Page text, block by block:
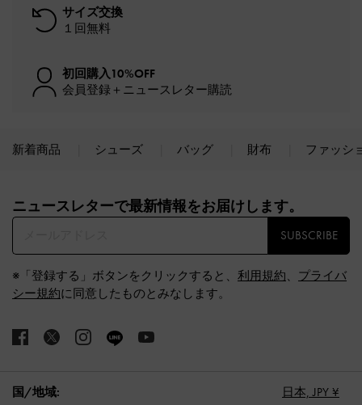
サイズ交換
１回無料
初回購入10%OFF
会員登録＋ニュースレター購読
新着商品 シューズ バッグ 財布 ファッシ
ニュースレターで最新情報をお届けします。​
SUBSCRIBE
※「登録する」ボタンをクリックすると、 利用規約、 プライバ
シー規約に同意したものとみなします。
国/地域: 日本, JPY ¥